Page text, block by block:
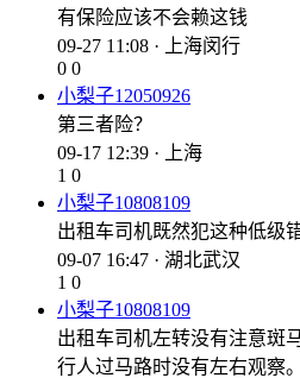
有保险应该不会赖这钱
09-27 11:08 · 上海闵行
0 0
小梨子12050926
第三者险？
09-17 12:39 · 上海
1 0
小梨子10808109
出租车司机既然犯这种低级错
09-07 16:47 · 湖北武汉
1 0
小梨子10808109
出租车司机左转没有注意斑
行人过马路时没有左右观察。